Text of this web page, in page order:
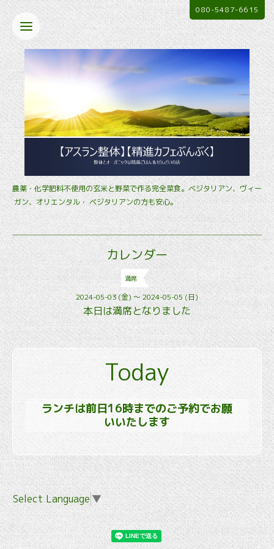
農薬・化学肥料不使用の玄米と野菜で作る完全菜食。ベジタリアン、ヴィー
ガン、オリエンタル・ ベジタリアンの方も安心。
080-5487-6615
カレンダー
満席
2024-05-03 (金) ～ 2024-05-05 (日)
本日は満席となりました
Today
ランチは前日16時までのご予約でお願
いいたします
Select Language ▼